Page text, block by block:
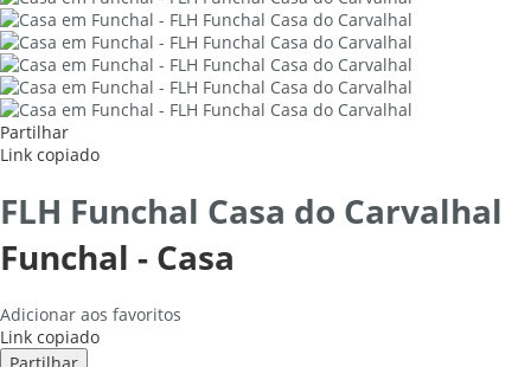
Partilhar
Link copiado
FLH Funchal Casa do Carvalhal
Funchal - Casa
Adicionar aos favoritos
Link copiado
Partilhar